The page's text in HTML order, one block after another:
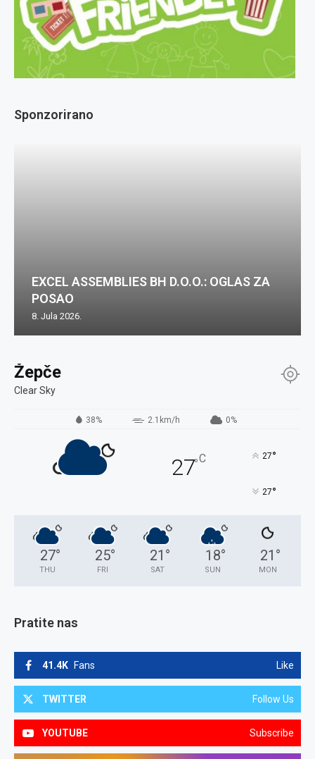
Žepče
Clear Sky
38% 2.1km/h 0%
27°C 27°
27°
27°
THU
25°
FRI
21 °
SAT
18°
SUN
21 °
MON
Pratite nas
41.4K Fans Like
TWITTER Follow Us
YOUTUBE Subscribe
Sponzorirano
EXCEL ASSEMBLIES BH D.O.O.: OGLAS ZA
POSAO
8. Jula 2026.